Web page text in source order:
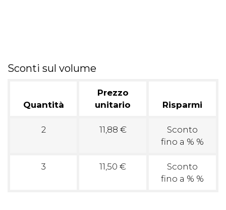
Sconti sul volume
Quantità
Prezzo
unitario
Risparmi
2 11,88 €
Sconto
fino a % %
3 11,50 €
Sconto
fino a % %